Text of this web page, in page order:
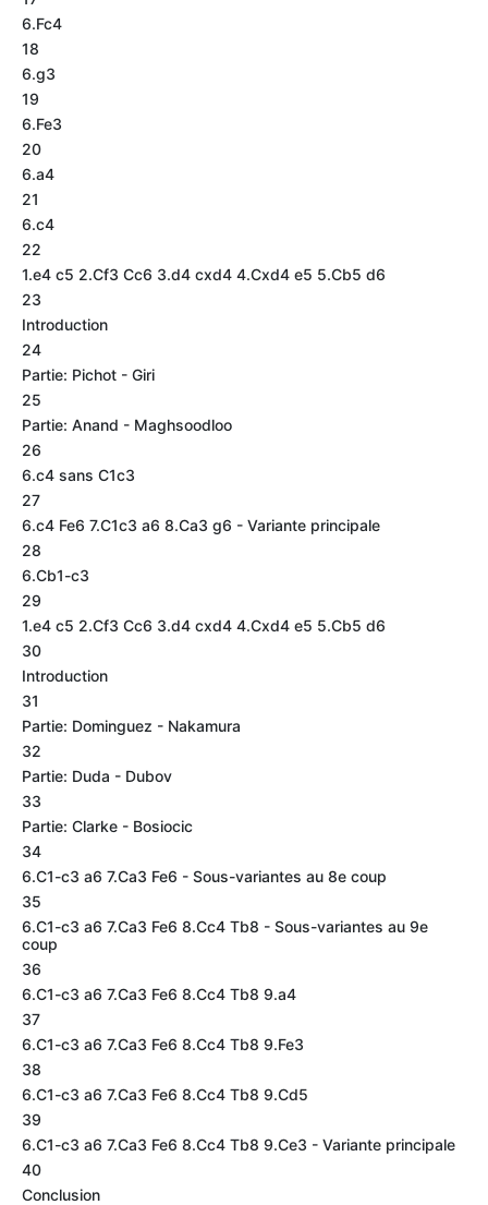
6.Fc4
18
6.g3
19
6.Fe3
20
6.a4
21
6.c4
22
1.e4 c5 2.Cf3 Cc6 3.d4 cxd4 4.Cxd4 e5 5.Cb5 d6
23
Introduction
24
Partie: Pichot - Giri
25
Partie: Anand - Maghsoodloo
26
6.c4 sans C1c3
27
6.c4 Fe6 7.C1c3 a6 8.Ca3 g6 - Variante principale
28
6.Cb1-c3
29
1.e4 c5 2.Cf3 Cc6 3.d4 cxd4 4.Cxd4 e5 5.Cb5 d6
30
Introduction
31
Partie: Dominguez - Nakamura
32
Partie: Duda - Dubov
33
Partie: Clarke - Bosiocic
34
6.C1-c3 a6 7.Ca3 Fe6 - Sous-variantes au 8e coup
35
6.C1-c3 a6 7.Ca3 Fe6 8.Cc4 Tb8 - Sous-variantes au 9e
coup
36
6.C1-c3 a6 7.Ca3 Fe6 8.Cc4 Tb8 9.a4
37
6.C1-c3 a6 7.Ca3 Fe6 8.Cc4 Tb8 9.Fe3
38
6.C1-c3 a6 7.Ca3 Fe6 8.Cc4 Tb8 9.Cd5
39
6.C1-c3 a6 7.Ca3 Fe6 8.Cc4 Tb8 9.Ce3 - Variante principale
40
Conclusion